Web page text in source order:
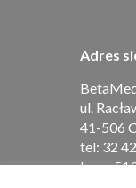
Adres
ul.
41-506
tel: 32
kom: